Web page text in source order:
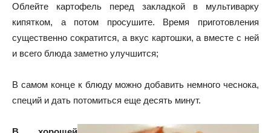
Облейте картофель перед закладкой в мультиварку
кипятком, а потом просушите. Время приготовления
существенно сократится, а вкус картошки, а вместе с ней
и всего блюда заметно улучшится;
В самом конце к блюду можно добавить немного чеснока,
специй и дать потомиться еще десять минут.